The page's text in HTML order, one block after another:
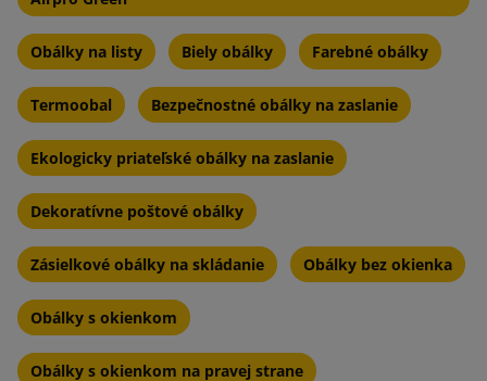
Obálky na listy Biely obálky Farebné obálky
Termoobal Bezpečnostné obálky na zaslanie
Ekologicky priateľské obálky na zaslanie
Dekoratívne poštové obálky
Zásielkové obálky na skládanie Obálky bez okienka
Obálky s okienkom
Obálky s okienkom na pravej strane